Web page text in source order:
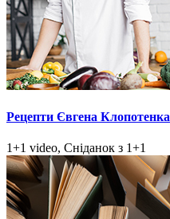
Рецепти Євгена Клопотенка
1+1 video, Сніданок з 1+1